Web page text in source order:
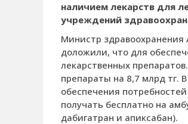
наличием лекарств для
учреждений
Министр
доложили, что для
лекарственных
препараты на 8,7 млрд тг.
обеспечения
получать бесплатно на
дабигатран и апиксабан).